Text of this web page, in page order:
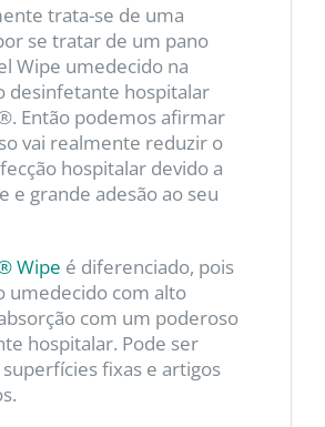
trata-se de uma
se tratar de um pano
Wipe umedecido na
desinfetante hospitalar
Então podemos afirmar
vai realmente reduzir o
hospitalar devido a
e grande adesão ao seu
Wipe é diferenciado, pois
umedecido com alto
com um poderoso
hospitalar. Pode ser
fixas e artigos